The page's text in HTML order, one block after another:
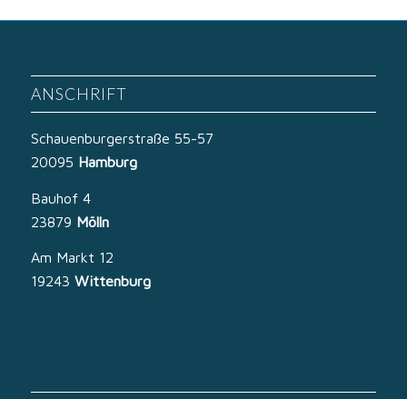
ANSCHRIFT
Schauenburgerstraße 55-57
20095 Hamburg
Bauhof 4
23879 Mölln
Am Markt 12
19243 Wittenburg